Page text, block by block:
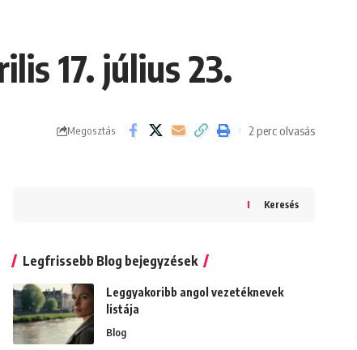
17. július 23.
Megosztás 2 perc olvasás
Keresés
Legfrissebb Blog bejegyzések
Leggyakoribb angol vezetéknevek
listája
Blog